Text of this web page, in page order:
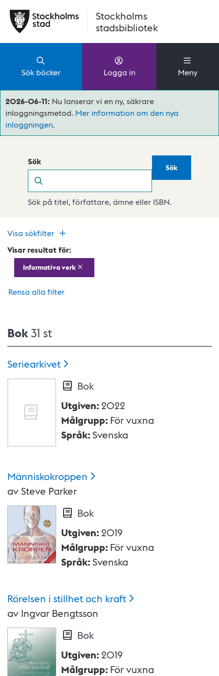
Stockholms
stadsbibliotek
Sök böcker Logga in Meny
2026-06-11: Nu lanserar vi en ny, säkrare
inloggningsmetod. Mer information om den nya
inloggningen.
Sök
Sök
Sök på titel, författare, ämne eller ISBN.
Visa sökfilter
Visar resultat för:
Informativa verk
Rensa alla filter
Bok 31 st
Seriearkivet
Bok
Utgiven: 2022
Målgrupp: För vuxna
Språk:Svenska
Människokroppen
avSteve Parker
Bok
Utgiven: 2019
Målgrupp: För vuxna
Språk:Svenska
Rörelsen i stillhet och kraft
av Ingvar Bengtsson
Bok
Utgiven: 2019
Målgrupp: För vuxna